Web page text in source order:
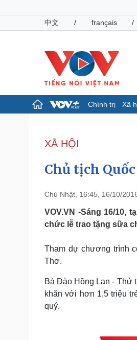
中文
/ français /
Chính trị Xã
Đảng
Tổ chức nhân sự
Quốc hội
Nhận diện sự thật
Pháp luật
Vụ án
Tư vấn luật
Sức khỏe
Dinh dưỡng - món ngon
Cây thuốc
XÃ HỘI
Chủ tịch
Chủ Nhật, 16:45, 16/10/
VOV.VN -Sáng 16/10,
chức lễ trao tặng sữa
Tham dự chương trình
Thơ.
Bà Đào Hồng Lan - Thứ
khăn với hơn 1,5 triệu
qu‎ý.